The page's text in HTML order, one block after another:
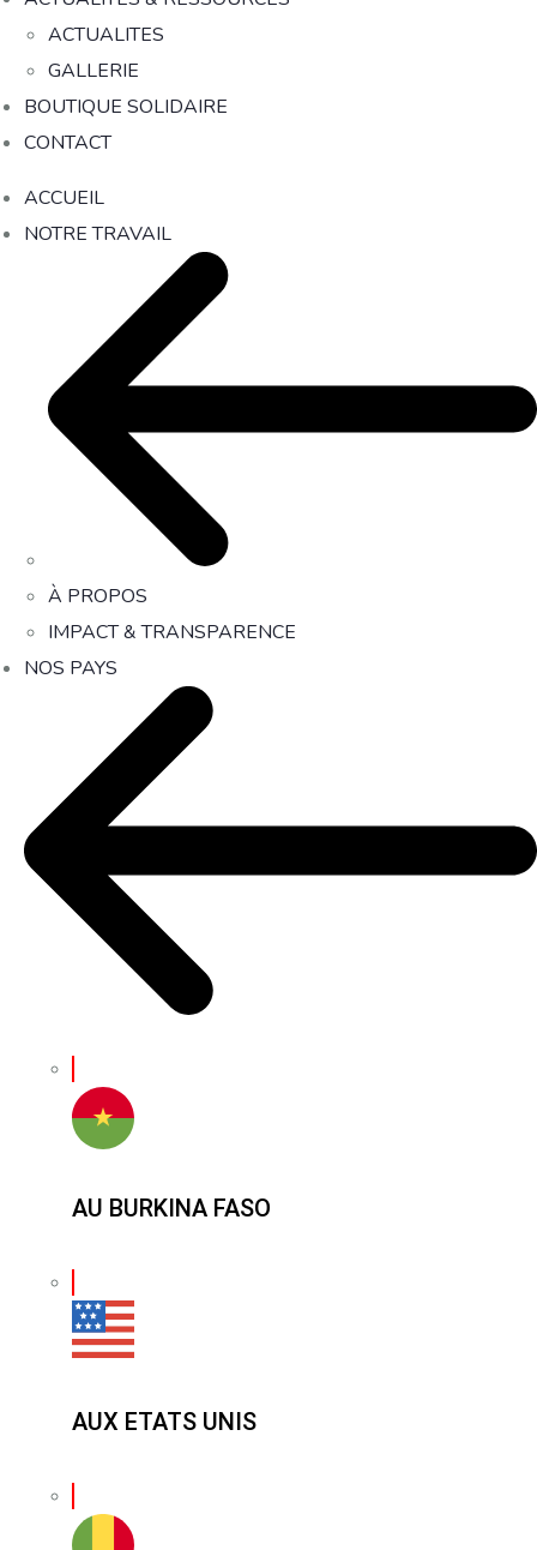
ACTUALITES
GALLERIE
BOUTIQUE SOLIDAIRE
CONTACT
ACCUEIL
NOTRE TRAVAIL
À PROPOS
IMPACT & TRANSPARENCE
NOS PAYS
AU BURKINA FASO
AUX ETATS UNIS